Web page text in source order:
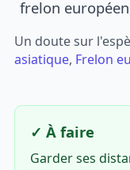
frelon
Un doute sur
asiatique, Frelon
✓ À faire
Garder ses